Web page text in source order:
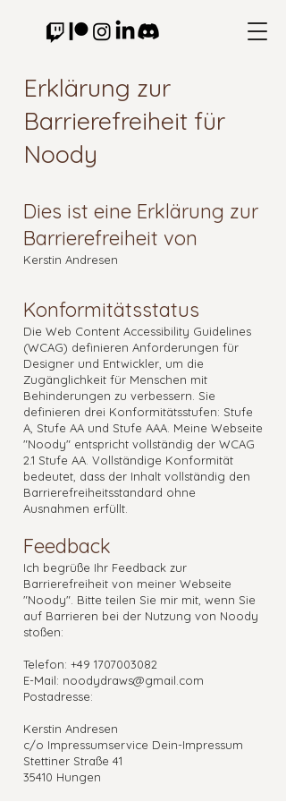
Erklärung zur
Barrierefreiheit für
Noody
Dies ist eine Erklärung zur
Barrierefreiheit von
Kerstin Andresen
Konformitätsstatus
Die Web Content Accessibility Guidelines
(WCAG) definieren Anforderungen für
Designer und Entwickler, um die
Zugänglichkeit für Menschen mit
Behinderungen zu verbessern. Sie
definieren drei Konformitätsstufen: Stufe
A, Stufe AA und Stufe AAA. Meine Webseite
"Noody" entspricht vollständig der WCAG
2.1 Stufe AA. Vollständige Konformität
bedeutet, dass der Inhalt vollständig den
Barrierefreiheitsstandard ohne
Ausnahmen erfüllt.
Feedback
Ich begrüße Ihr Feedback zur
Barrierefreiheit von meiner Webseite
"Noody". Bitte teilen Sie mir mit, wenn Sie
auf Barrieren bei der Nutzung von Noody
stoßen:
Telefon: +49 1707003082
E-Mail: noodydraws@gmail.com
Postadresse:
Kerstin Andresen
c/o Impressumservice Dein-Impressum
Stettiner Straße 41
35410 Hungen